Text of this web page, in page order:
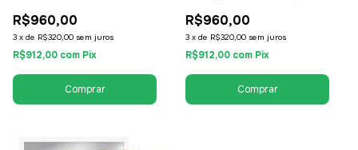
R$960,00
3 x de R$320,00 sem juros
R$912,00 com Pix
2x Travel Kit 10ml + Miniatura
Perfume - EDP Eau de Parfum
- Unissex / Compartilhável
R$960,00
3 x de R$320,00 sem juros
R$912,00 com Pix